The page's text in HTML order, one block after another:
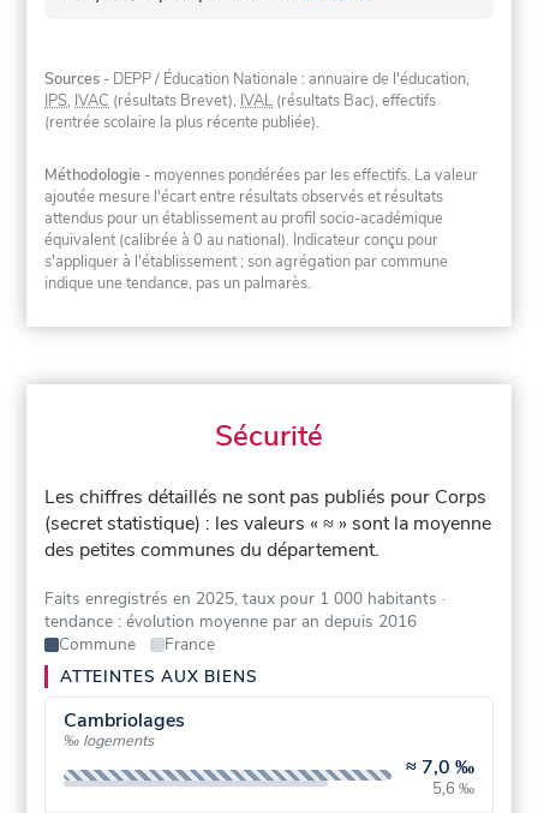
Sources - DEPP / Éducation Nationale : annuaire de l'éducation,
IPS, IVAC (résultats Brevet), IVAL (résultats Bac), effectifs
(rentrée scolaire la plus récente publiée).
Méthodologie - moyennes pondérées par les effectifs. La valeur
ajoutée mesure l'écart entre résultats observés et résultats
attendus pour un établissement au profil socio-académique
équivalent (calibrée à 0 au national). Indicateur conçu pour
s'appliquer à l'établissement ; son agrégation par commune
indique une tendance, pas un palmarès.
Sécurité
Les chiffres détaillés ne sont pas publiés pour Corps
(secret statistique) : les valeurs « ≈ » sont la moyenne
des petites communes du département.
Faits enregistrés en 2025, taux pour 1 000 habitants ·
tendance : évolution moyenne par an depuis 2016
Commune
France
ATTEINTES AUX BIENS
Cambriolages
‰ logements
≈ 7,0 ‰
5,6 ‰